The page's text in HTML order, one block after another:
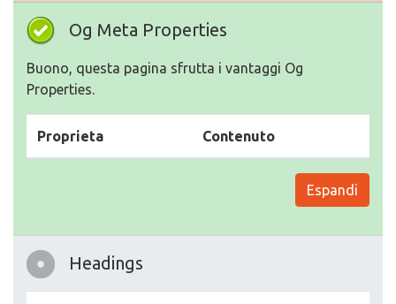
Og Meta Properties
Buono, questa pagina sfrutta i vantaggi Og
Properties.
Proprieta Contenuto
Espandi
Headings